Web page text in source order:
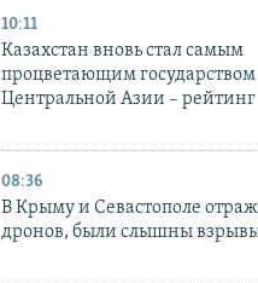
10:11
Казахстан вновь стал самым
процветающим государством
Центральной Азии – рейтинг
08:36
В Крыму и Севастополе
дронов, были слышны